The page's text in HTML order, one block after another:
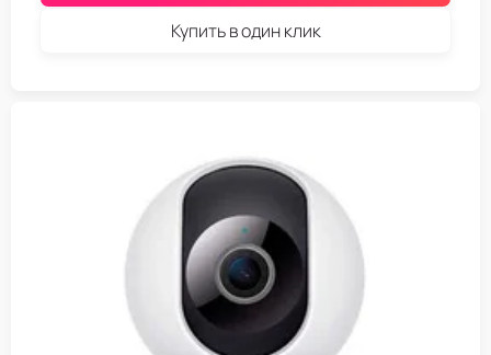
Купить в один клик